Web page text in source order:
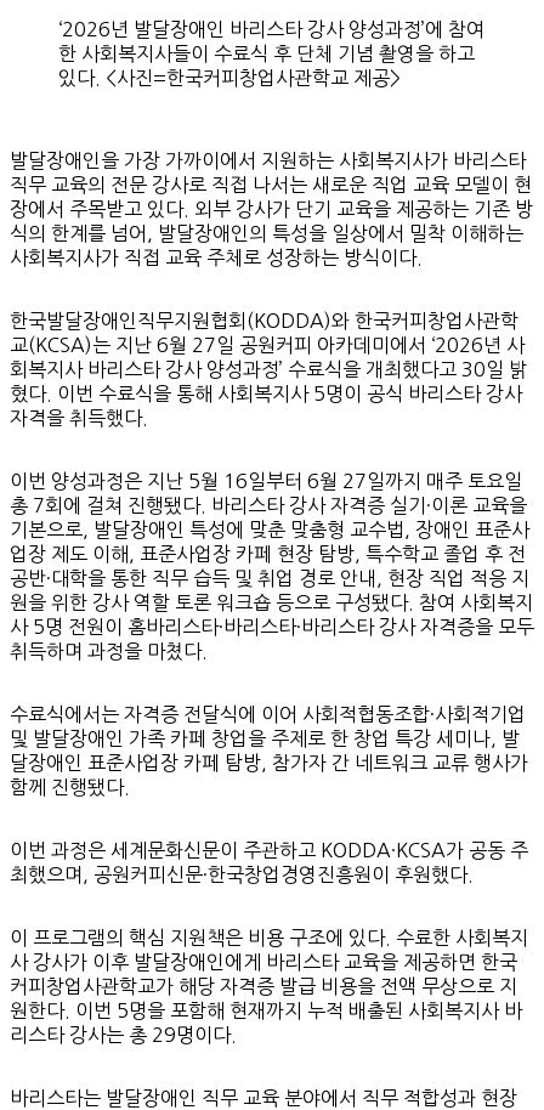
‘2026년 발달장애인 바리스타 강사 양성과정’에 참여
한 사회복지사들이 수료식 후 단체 기념 촬영을 하고
있다. <사진=한국커피창업사관학교 제공>
발달장애인을 가장 가까이에서 지원하는 사회복지사가 바리스타
직무 교육의 전문 강사로 직접 나서는 새로운 직업 교육 모델이 현
장에서 주목받고 있다. 외부 강사가 단기 교육을 제공하는 기존 방
식의 한계를 넘어, 발달장애인의 특성을 일상에서 밀착 이해하는
사회복지사가 직접 교육 주체로 성장하는 방식이다.
한국발달장애인직무지원협회(KODDA)와 한국커피창업사관학
교(KCSA)는 지난 6월 27일 공원커피 아카데미에서 ‘2026년 사
회복지사 바리스타 강사 양성과정’ 수료식을 개최했다고 30일 밝
혔다. 이번 수료식을 통해 사회복지사 5명이 공식 바리스타 강사
자격을 취득했다.
이번 양성과정은 지난 5월 16일부터 6월 27일까지 매주 토요일
총 7회에 걸쳐 진행됐다. 바리스타 강사 자격증 실기·이론 교육을
기본으로, 발달장애인 특성에 맞춘 맞춤형 교수법, 장애인 표준사
업장 제도 이해, 표준사업장 카페 현장 탐방, 특수학교 졸업 후 전
공반·대학을 통한 직무 습득 및 취업 경로 안내, 현장 직업 적응 지
원을 위한 강사 역할 토론 워크숍 등으로 구성됐다. 참여 사회복지
사 5명 전원이 홈바리스타·바리스타·바리스타 강사 자격증을 모두
취득하며 과정을 마쳤다.
수료식에서는 자격증 전달식에 이어 사회적협동조합·사회적기업
및 발달장애인 가족 카페 창업을 주제로 한 창업 특강 세미나, 발
달장애인 표준사업장 카페 탐방, 참가자 간 네트워크 교류 행사가
함께 진행됐다.
이번 과정은 세계문화신문이 주관하고 KODDA·KCSA가 공동 주
최했으며, 공원커피신문·한국창업경영진흥원이 후원했다.
이 프로그램의 핵심 지원책은 비용 구조에 있다. 수료한 사회복지
사 강사가 이후 발달장애인에게 바리스타 교육을 제공하면 한국
커피창업사관학교가 해당 자격증 발급 비용을 전액 무상으로 지
원한다. 이번 5명을 포함해 현재까지 누적 배출된 사회복지사 바
리스타 강사는 총 29명이다.
바리스타는 발달장애인 직무 교육 분야에서 직무 적합성과 현장